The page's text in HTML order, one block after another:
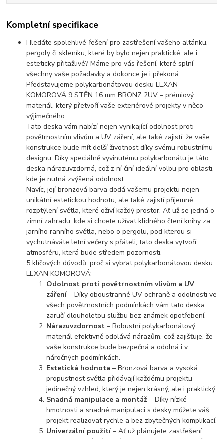
Kompletní specifikace
Hledáte spolehlivé řešení pro zastřešení vašeho altánku,
pergoly či skleníku, které by bylo nejen praktické, ale i
esteticky přitažlivé? Máme pro vás řešení, které splní
všechny vaše požadavky a dokonce je i překoná.
Představujeme polykarbonátovou desku LEXAN
KOMOROVÁ 9 STĚN 16 mm BRONZ 2UV – prémiový
materiál, který přetvoří vaše exteriérové projekty v něco
výjimečného.
Tato deska vám nabízí nejen vynikající odolnost proti
povětrnostním vlivům a UV záření, ale také zajistí, že vaše
konstrukce bude mít delší životnost díky svému robustnímu
designu. Díky speciálně vyvinutému polykarbonátu je táto
deska nárazuvzdorná, což z ní činí ideální volbu pro oblasti,
kde je nutná zvýšená odolnost.
Navíc, její bronzová barva dodá vašemu projektu nejen
unikátní estetickou hodnotu, ale také zajistí příjemné
rozptýlení světla, které oživí každý prostor. Ať už se jedná o
zimní zahradu, kde si chcete užívat klidného čtení knihy za
jarního ranního světla, nebo o pergolu, pod kterou si
vychutnáváte letní večery s přáteli, tato deska vytvoří
atmosféru, která bude středem pozornosti.
5 klíčových důvodů, proč si vybrat polykarbonátovou desku
LEXAN KOMOROVÁ:
Odolnost proti povětrnostním vlivům a UV
záření– Díky oboustranné UV ochraně a odolnosti ve
všech povětrnostních podmínkách vám tato deska
zaručí dlouholetou službu bez známek opotřebení.
Nárazuvzdornost – Robustní polykarbonátový
materiál efektivně odolává nárazům, což zajišťuje, že
vaše konstrukce bude bezpečná a odolná i v
náročných podmínkách.
Estetická hodnota – Bronzová barva a vysoká
propustnost světla přidávají každému projektu
jedinečný vzhled, který je nejen krásný, ale i praktický.
Snadná manipulace a montáž – Díky nízké
hmotnosti a snadné manipulaci s desky můžete váš
projekt realizovat rychle a bez zbytečných komplikací.
Univerzální použití– Ať už plánujete zastřešení